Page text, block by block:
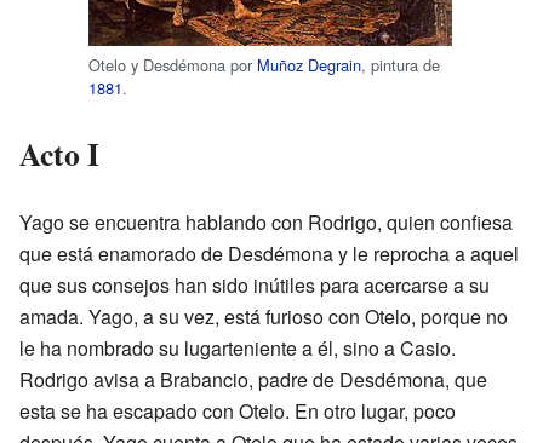
Otelo y Desdémona por Muñoz Degrain, pintura de
1881.
Acto I
Yago se encuentra hablando con Rodrigo, quien confiesa
que está enamorado de Desdémona y le reprocha a aquel
que sus consejos han sido inútiles para acercarse a su
amada. Yago, a su vez, está furioso con Otelo, porque no
le ha nombrado su lugarteniente a él, sino a Casio.
Rodrigo avisa a Brabancio, padre de Desdémona, que
esta se ha escapado con Otelo. En otro lugar, poco